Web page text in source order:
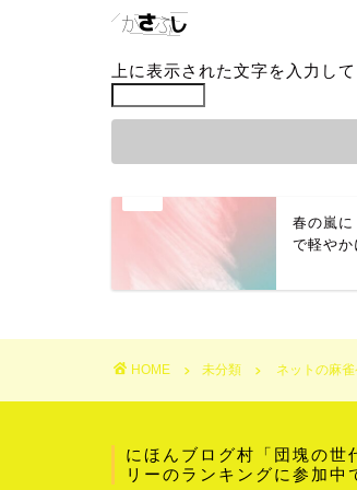
上に表示された文字を入力して
春の嵐に
で軽や
HOME 未分類 ネットの麻
にほんブログ村「団塊の世
リーのランキングに参加中